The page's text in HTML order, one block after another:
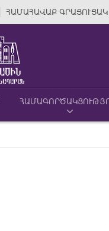
ՀԱՄԱՀԱՎԱՔ ԳՐԱՑՈՒՑԱԿ